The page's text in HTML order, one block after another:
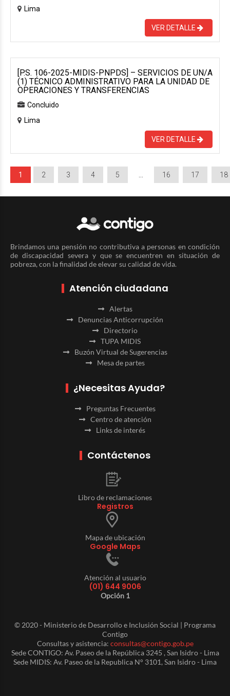
Lima
VER DETALLE
[P.S. 106-2025-MIDIS-PNPDS] – SERVICIOS DE UN/A
(1) TÉCNICO ADMINISTRATIVO PARA LA UNIDAD DE
OPERACIONES Y TRANSFERENCIAS
Concluido
Lima
VER DETALLE
1 2 3 4 5 16 17 18
Brindamos una pensión no contributiva a personas en condición
de discapacidad severa y que se encuentren en situación de
pobreza, con la finalidad de elevar su calidad de vida.
Atención ciudadana
Alertas
Denuncias Anticorrupción
Directorio
TUPA MIDIS
Buzón Virtual de Sugerencias
Mesa de partes
¿Necesitas Ayuda?
Preguntas Frecuentes
Centro de atención
Links de interés
Contáctenos
Libro de reclamaciones
Registros
Mapa de ubicación
Google Maps
Atención al usuario
(01) 644 9006
Opción 1
© 2020 - Ministerio de Desarrollo e Inclusión Social | Programa
Contigo
Consultas y asistencia: consultas@contigo.gob.pe
Sede CONTIGO: Av. Paseo de la República 3245 , San Isidro - Lima
Sede MIDIS: Av. Paseo de la Republica N° 3101, San Isidro - Lima